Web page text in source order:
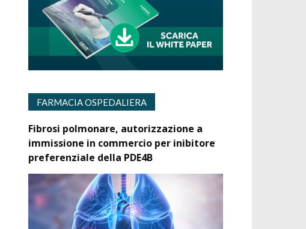
FARMACIA OSPEDALIERA
Fibrosi polmonare, autorizzazione a
immissione in commercio per inibitore
preferenziale della PDE4B